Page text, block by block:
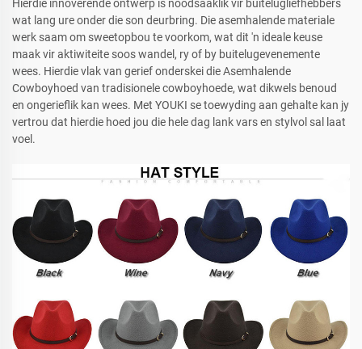
Hierdie innoverende ontwerp is noodsaaklik vir buitelugliefhebbers
wat lang ure onder die son deurbring. Die asemhalende materiale
werk saam om sweetopbou te voorkom, wat dit 'n ideale keuse
maak vir aktiwiteite soos wandel, ry of by buitelugevenemente
wees. Hierdie vlak van gerief onderskei die Asemhalende
Cowboyhoed van tradisionele cowboyhoede, wat dikwels benoud
en ongerieflik kan wees. Met YOUKI se toewyding aan gehalte kan jy
vertrou dat hierdie hoed jou die hele dag lank vars en stylvol sal laat
voel.